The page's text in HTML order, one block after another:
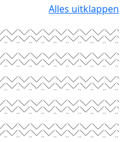
Alles uitklappen